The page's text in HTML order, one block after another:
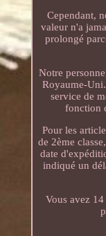
Cependant,
valeur n'a
prolongé
Notre
Royaume-
service de
fonction
Pour les
de 2ème
date
indiqué un
Vous avez